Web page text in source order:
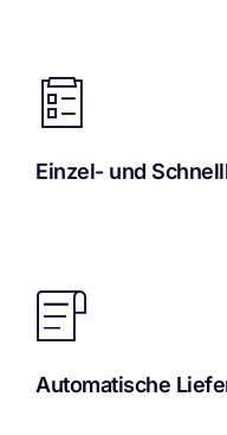
Einzel- und
Automatische